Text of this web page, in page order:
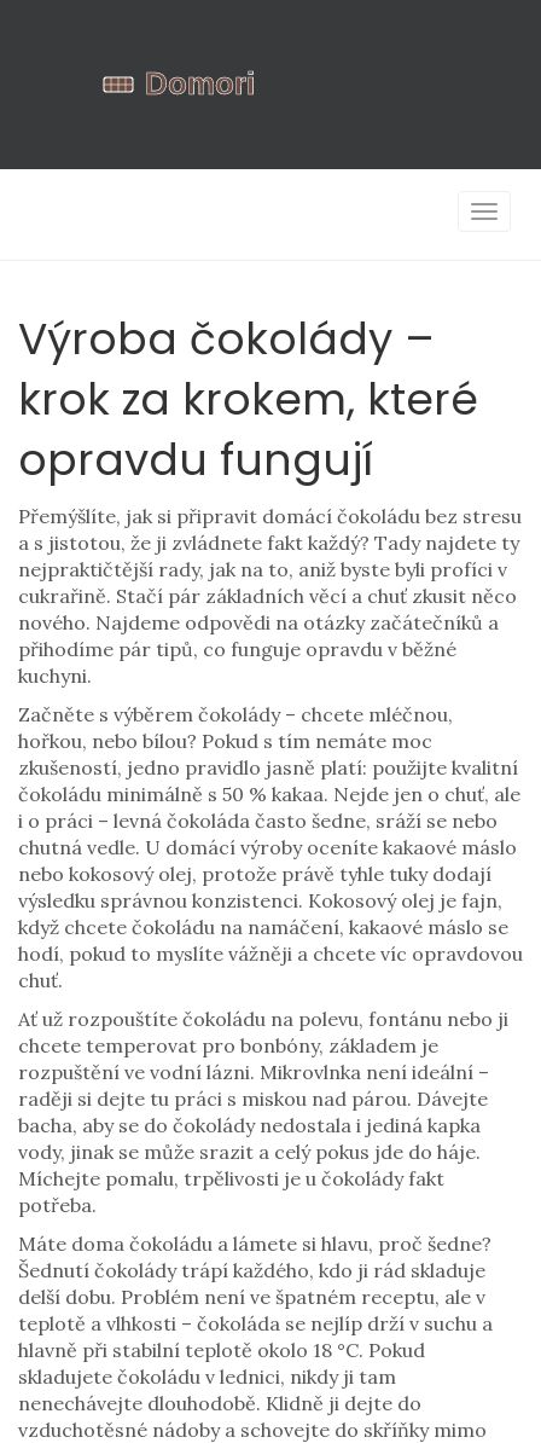
Výroba čokolády –
krok za krokem, které
opravdu fungují
Přemýšlíte, jak si připravit domácí čokoládu bez stresu
a s jistotou, že ji zvládnete fakt každý? Tady najdete ty
nejpraktičtější rady, jak na to, aniž byste byli profíci v
cukrařině. Stačí pár základních věcí a chuť zkusit něco
nového. Najdeme odpovědi na otázky začátečníků a
přihodíme pár tipů, co funguje opravdu v běžné
kuchyni.
Začněte s výběrem čokolády – chcete mléčnou,
hořkou, nebo bílou? Pokud s tím nemáte moc
zkušeností, jedno pravidlo jasně platí: použijte kvalitní
čokoládu minimálně s 50 % kakaa. Nejde jen o chuť, ale
i o práci – levná čokoláda často šedne, sráží se nebo
chutná vedle. U domácí výroby oceníte kakaové máslo
nebo kokosový olej, protože právě tyhle tuky dodají
výsledku správnou konzistenci. Kokosový olej je fajn,
když chcete čokoládu na namáčení, kakaové máslo se
hodí, pokud to myslíte vážněji a chcete víc opravdovou
chuť.
Ať už rozpouštíte čokoládu na polevu, fontánu nebo ji
chcete temperovat pro bonbóny, základem je
rozpuštění ve vodní lázni. Mikrovlnka není ideální –
raději si dejte tu práci s miskou nad párou. Dávejte
bacha, aby se do čokolády nedostala i jediná kapka
vody, jinak se může srazit a celý pokus jde do háje.
Míchejte pomalu, trpělivosti je u čokolády fakt
potřeba.
Máte doma čokoládu a lámete si hlavu, proč šedne?
Šednutí čokolády trápí každého, kdo ji rád skladuje
delší dobu. Problém není ve špatném receptu, ale v
teplotě a vlhkosti – čokoláda se nejlíp drží v suchu a
hlavně při stabilní teplotě okolo 18 °C. Pokud
skladujete čokoládu v lednici, nikdy ji tam
nenechávejte dlouhodobě. Klidně ji dejte do
vzduchotěsné nádoby a schovejte do skříňky mimo